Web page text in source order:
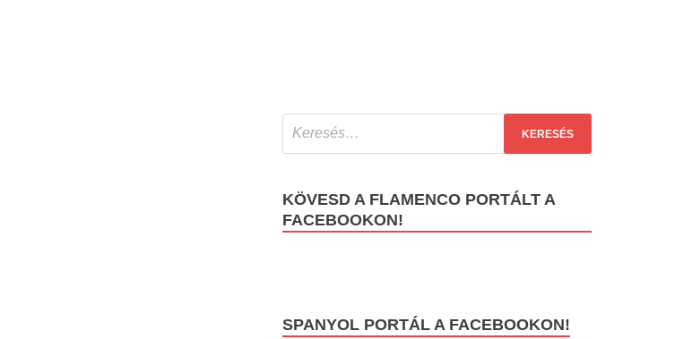
KÖVESD A FLAMENCO PORTÁLT A
FACEBOOKON!
SPANYOL PORTÁL A FACEBOOKON!